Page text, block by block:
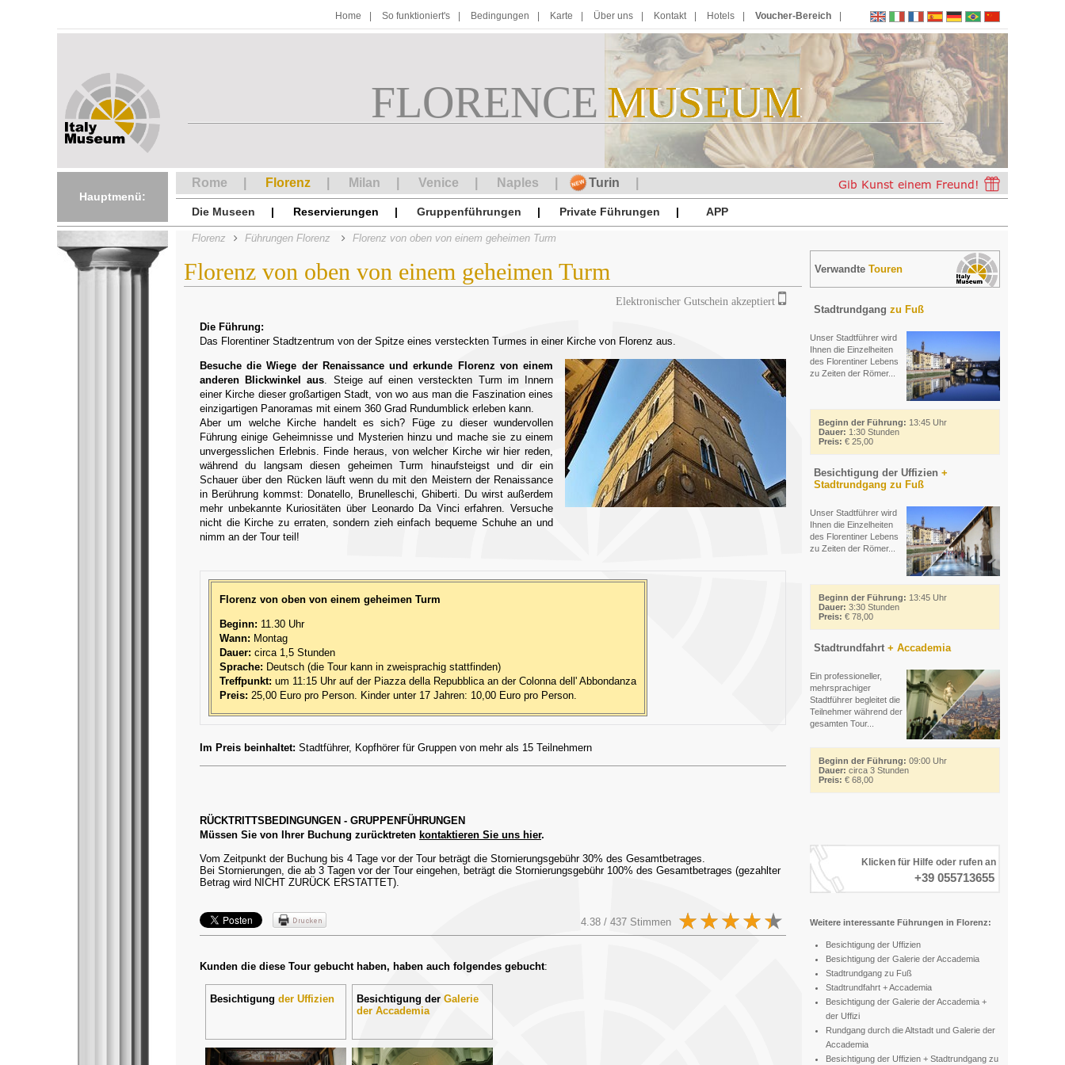
Home So funktioniert's Bedingungen Karte Über uns Kontakt Hotels Voucher-Bereich
FLORENCE MUSEUM
MUSEUM
Hauptmenü:
Rome Florenz Milan Venice Naples Turin
Die Museen Reservierungen Gruppenführungen Private Führungen APP
Florenz Führungen Florenz Florenz von oben von einem geheimen Turm
Florenz von oben von einem geheimen Turm
Elektronischer Gutschein akzeptiert
Die Führung:
Das Florentiner Stadtzentrum von der Spitze eines versteckten Turmes in einer Kirche von Florenz aus.
Besuche die Wiege der Renaissance und erkunde Florenz von einem
anderen Blickwinkel aus. Steige auf einen versteckten Turm im Innern
einer Kirche dieser großartigen Stadt, von wo aus man die Faszination eines
einzigartigen Panoramas mit einem 360 Grad Rundumblick erleben kann.
Aber um welche Kirche handelt es sich? Füge zu dieser wundervollen
Führung einige Geheimnisse und Mysterien hinzu und mache sie zu einem
unvergesslichen Erlebnis. Finde heraus, von welcher Kirche wir hier reden,
während du langsam diesen geheimen Turm hinaufsteigst und dir ein
Schauer über den Rücken läuft wenn du mit den Meistern der Renaissance
in Berührung kommst: Donatello, Brunelleschi, Ghiberti. Du wirst außerdem
mehr unbekannte Kuriositäten über Leonardo Da Vinci erfahren. Versuche
nicht die Kirche zu erraten, sondern zieh einfach bequeme Schuhe an und
nimm an der Tour teil!
Florenz von oben von einem geheimen Turm
Beginn: 11.30 Uhr
Wann: Montag
Dauer: circa 1,5 Stunden
Sprache: Deutsch (die Tour kann in zweisprachig stattfinden)
Treffpunkt: um 11:15 Uhr auf der Piazza della Repubblica an der Colonna dell' Abbondanza
Preis: 25,00 Euro pro Person. Kinder unter 17 Jahren: 10,00 Euro pro Person.
Im Preis beinhaltet: Stadtführer, Kopfhörer für Gruppen von mehr als 15 Teilnehmern
RÜCKTRITTSBEDINGUNGEN - GRUPPENFÜHRUNGEN
Müssen Sie von Ihrer Buchung zurücktreten kontaktieren Sie uns hier.
Vom Zeitpunkt der Buchung bis 4 Tage vor der Tour beträgt die Stornierungsgebühr 30% des Gesamtbetrages.
Bei Stornierungen, die ab 3 Tagen vor der Tour eingehen, beträgt die Stornierungsgebühr 100% des Gesamtbetrages (gezahlter
Betrag wird NICHT ZURÜCK ERSTATTET).
4.38 / 437 Stimmen
Kunden die diese Tour gebucht haben, haben auch folgendes gebucht:
Besichtigungder Uffizien Besichtigung derGalerie
der Accademia
Verwandte Touren
Stadtrundgang zu Fuß
Unser Stadtführer wird
Ihnen die Einzelheiten
des Florentiner Lebens
zu Zeiten der Römer...
Beginn der Führung: 13:45 Uhr
Dauer: 1:30 Stunden
Preis: € 25,00
Besichtigung der Uffizien +
Stadtrundgang zu Fuß
Unser Stadtführer wird
Ihnen die Einzelheiten
des Florentiner Lebens
zu Zeiten der Römer...
Beginn der Führung: 13:45 Uhr
Dauer: 3:30 Stunden
Preis: € 78,00
Stadtrundfahrt + Accademia
Ein professioneller,
mehrsprachiger
Stadtführer begleitet die
Teilnehmer während der
gesamten Tour...
Beginn der Führung: 09:00 Uhr
Dauer: circa 3 Stunden
Preis: € 68,00
Klicken für Hilfe oder rufen an
+39 055713655
Weitere interessante Führungen in Florenz:
Besichtigung der Uffizien
Besichtigung der Galerie der Accademia
Stadtrundgang zu Fuß
Stadtrundfahrt + Accademia
Besichtigung der Galerie der Accademia +
der Uffizi
Rundgang durch die Altstadt und Galerie der
Accademia
Besichtigung der Uffizien + Stadtrundgang zu